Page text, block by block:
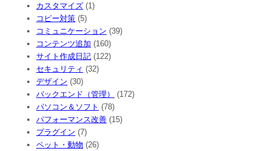
カスタマイズ (1)
コピー対策 (5)
コミュニケーション (39)
コンテンツ追加 (160)
サイト作成日記 (122)
セキュリティ (32)
デザイン (30)
バックエンド（管理）
(172)
パソコン＆ソフト (78)
パフォーマンス改善 (15)
プラグイン (7)
ペット・動物 (26)